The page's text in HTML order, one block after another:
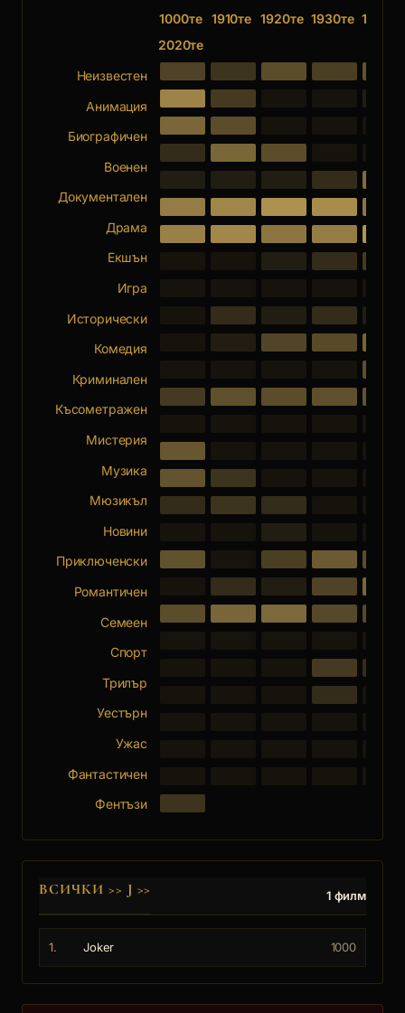
1000те 1910те 1920те 1930те 1940те
2020те
Неизвестен
Анимация
Биографичен
Военен
Документален
Драма
Екшън
Игра
Исторически
Комедия
Криминален
Късометражен
Мистерия
Музика
Мюзикъл
Новини
Приключенски
Романтичен
Семеен
Спорт
Трилър
Уестърн
Ужас
Фантастичен
Фентъзи
ВСИЧКИ >> J >> 1 филм
1. Joker 1000